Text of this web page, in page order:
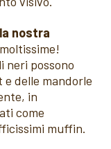
nostra
neri possono
delle mandorle
in
come
muffin.